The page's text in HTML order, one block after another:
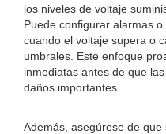
los niveles de voltaje
Puede configurar alarmas
cuando el voltaje supera o
umbrales. Este enfoque
inmediatas antes de que
daños importantes.
Además, asegúrese de